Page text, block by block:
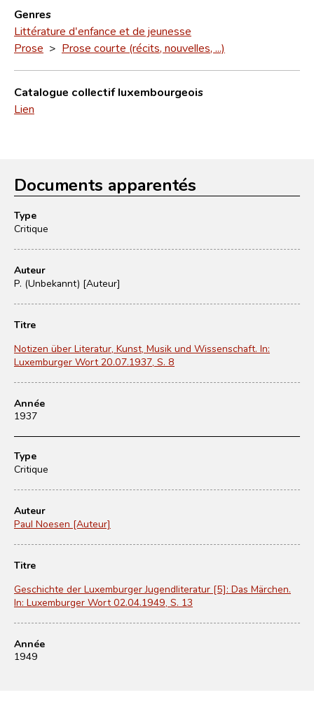
Genres
Littérature d'enfance et de jeunesse
Prose > Prose courte (récits, nouvelles, ...)
Catalogue collectif luxembourgeois
Lien
Documents apparentés
Type
Critique
Auteur
P. (Unbekannt) [Auteur]
Titre
Notizen über Literatur, Kunst, Musik und Wissenschaft. In:
Luxemburger Wort 20.07.1937, S. 8
Année
1937
Type
Critique
Auteur
Paul Noesen [Auteur]
Titre
Geschichte der Luxemburger Jugendliteratur [5]: Das Märchen.
In: Luxemburger Wort 02.04.1949, S. 13
Année
1949